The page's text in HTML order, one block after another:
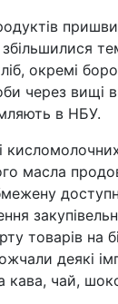
окремі
через вищі
в НБУ.
масла
товарів на
деякі
кава, чай,